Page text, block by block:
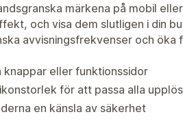
märkena på mobil
och visa dem slutligen i din
avvisningsfrekvenser och öka
eller funktionssidor
för att passa alla
en känsla av säkerhet